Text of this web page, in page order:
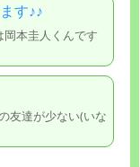
す♪♪
岡本圭人くんです
友達が少ない(いな